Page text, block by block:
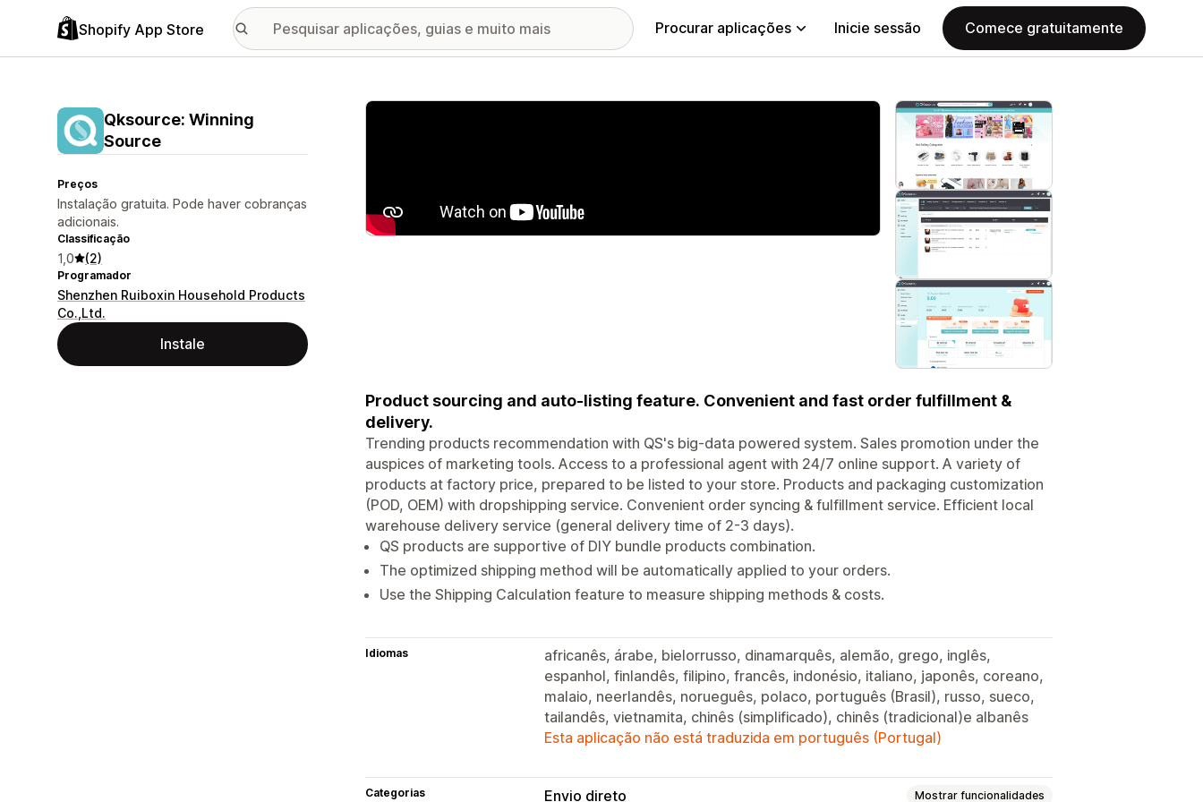
Shopify App Store Procurar aplicações Inicie sessão Comece gratuitamente
Qksource: Winning
Source
Preços
Instalação gratuita. Pode haver cobranças
adicionais.
Classificação
1,0 (2)
Programador
Shenzhen Ruiboxin Household Products
Co.,Ltd.
Instale
Galeria de imagens em destaque
Product sourcing and auto-listing feature. Convenient and fast order fulfillment &
delivery.
Trending products recommendation with QS's big-data powered system. Sales promotion under the
auspices of marketing tools. Access to a professional agent with 24/7 online support. A variety of
products at factory price, prepared to be listed to your store. Products and packaging customization
(POD, OEM) with dropshipping service. Convenient order syncing & fulfillment service. Efficient local
warehouse delivery service (general delivery time of 2-3 days).
QS products are supportive of DIY bundle products combination.
The optimized shipping method will be automatically applied to your orders.
Use the Shipping Calculation feature to measure shipping methods & costs.
Idiomas
africanês, árabe, bielorrusso, dinamarquês, alemão, grego, inglês,
espanhol, finlandês, filipino, francês, indonésio, italiano, japonês, coreano,
malaio, neerlandês, norueguês, polaco, português (Brasil), russo, sueco,
tailandês, vietnamita, chinês (simplificado), chinês (tradicional)e albanês
Esta aplicação não está traduzida em português (Portugal)
Categorias Envio direto Mostrar funcionalidades